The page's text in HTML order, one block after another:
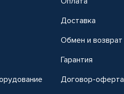
Доставка
Обмен и возврат
Гарантия
Договор-оферта